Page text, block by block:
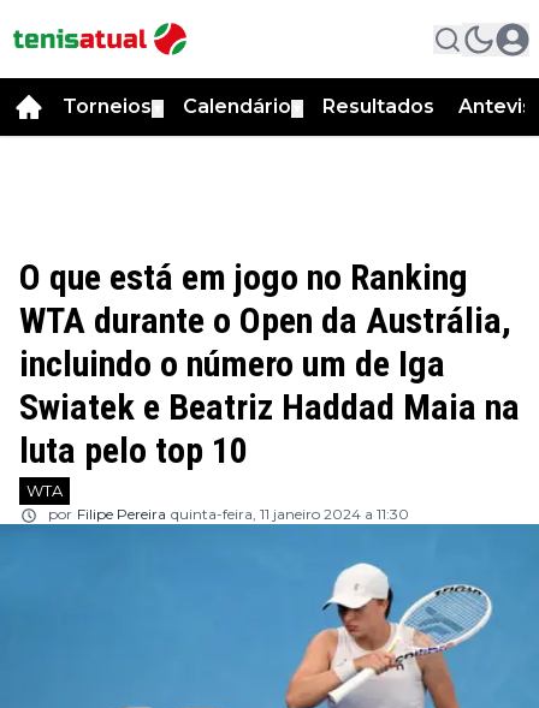
Torneios Calendário Resultados
O que está em jogo no Ranking
WTA durante o Open da Austrália,
incluindo o número um de Iga
Swiatek e Beatriz Haddad Maia na
luta pelo top 10
WTA
por Filipe Pereira quinta-feira, 11 janeiro 2024 a 11:30